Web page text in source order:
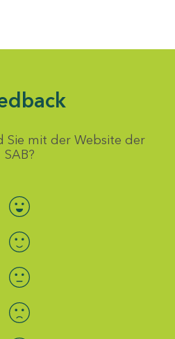
Sie mit der Website der
SAB?
Bewertung auswählen